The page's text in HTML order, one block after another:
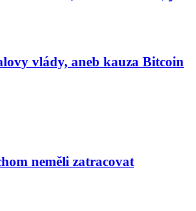
vlády, aneb kauza Bitcoin
neměli zatracovat